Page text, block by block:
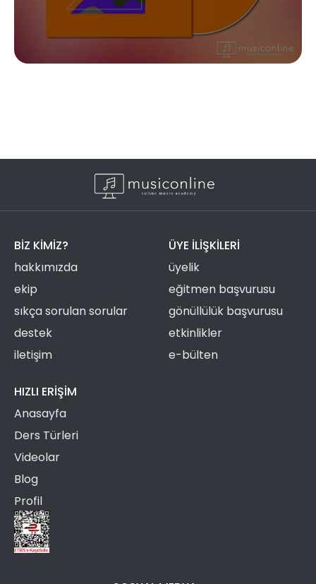
BIZ KIMIZ?
hakkımızda
ekip
sıkça sorulan sorular
destek
iletişim
ÜYE ILIŞKILERI
üyelik
eğitmen başvurusu
gönüllülük başvurusu
etkinlikler
e-bülten
HIZLI ERIŞIM
Anasayfa
Ders Türleri
Videolar
Blog
Profil